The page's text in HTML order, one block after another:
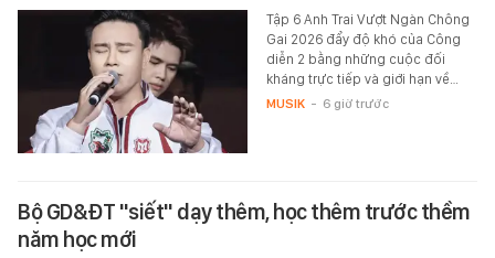
Tập 6 Anh Trai Vượt Ngàn Chông
Gai 2026 đẩy độ khó của Công
diễn 2 bằng những cuộc đối
kháng trực tiếp và giới hạn về…
MUSIK - 6 giờ trước
Bộ GD&ĐT "siết" dạy thêm, học thêm trước thềm
năm học mới